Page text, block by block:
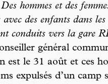
Des hommes et des
des enfants dans les
conduits vers la gare
général
est le 31 août et ces
expulsés d’un camp